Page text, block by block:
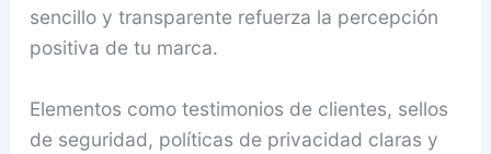
sencillo y transparente refuerza la percepción
positiva de tu marca.
Elementos como testimonios de clientes, sellos
de seguridad, políticas de privacidad claras y